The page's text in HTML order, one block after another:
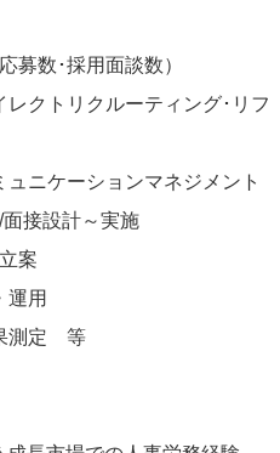
募数･採用面談数）
レクトリクルーティング･リフ
ュニケーションマネジメント
面接設計～実施
案
運用
測定 等